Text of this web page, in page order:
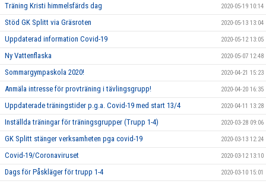
Träning Kristi himmelsfärds dag 2020-05-19 10:14
Stöd GK Splitt via Gräsroten 2020-05-13 13:04
Uppdaterad information Covid-19 2020-05-12 13:05
Ny Vattenflaska 2020-05-07 12:48
Sommargympaskola 2020! 2020-04-21 15:23
Anmäla intresse för provträning i tävlingsgrupp! 2020-04-20 16:35
Uppdaterade träningstider p.g.a. Covid-19 med start 13/4 2020-04-11 13:28
Inställda träningar för träningsgrupper (Trupp 1-4) 2020-03-28 09:06
GK Splitt stänger verksamheten pga covid-19 2020-03-13 12:24
Covid-19/Coronaviruset 2020-03-12 13:10
Dags för Påskläger för trupp 1-4 2020-03-10 15:01